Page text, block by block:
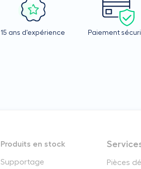
15 ans d'expérience Paiement
Produits en stock
Supportage
Pièces